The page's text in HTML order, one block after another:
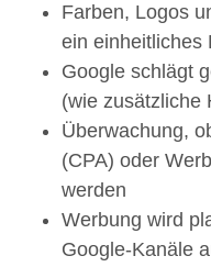
Farben, Logos
ein einheitliches
Google schlägt
(wie zusätzliche
Überwachung,
(CPA) oder
werden
Werbung wird
Google-Kanäle